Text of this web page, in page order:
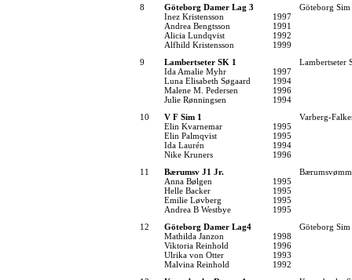
8
Göteborg Damer Lag 3
Göteborg Sim
Inez Kristensson
1997
Andrea Bengtsson
1991
Alicia Lundqvist
1992
Alfhild Kristensson
1999
9
Lambertseter SK 1
Lambertseter
Ida Amalie Myhr
1997
Luna Elisabeth Søgaard
1994
Malene M. Pedersen
1996
Julie Rønningsen
1994
10
V F Sim 1
Varberg-
Elin Kvarnemar
1995
Elin Palmqvist
1995
Ida Laurén
1994
Nike Kruners
1996
11
Bærumsv J1 Jr.
Anna Bølgen
1995
Helle Backer
1995
Emilie Løvberg
1995
Andrea B Westbye
1995
12
Göteborg Damer Lag4
Göteborg Sim
Mathilda Janzon
1998
Viktoria Reinhold
1996
Ulrika von Otter
1993
Malvina Reinhold
1992